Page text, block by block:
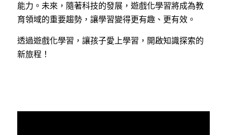
能力。未來，隨著科技的發展，遊戲化學習將成為教
育領域的重要趨勢，讓學習變得更有趣、更有效。
透過遊戲化學習，讓孩子愛上學習，開啟知識探索的
新旅程！